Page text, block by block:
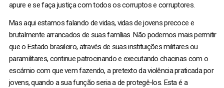
apure e se faça justiça com todos os corruptos e corruptores.
Mas aqui estamos falando de vidas, vidas de jovens precoce e
brutalmente arrancados de suas famílias. Não podemos mais permitir
que o Estado brasileiro, através de suas instituições militares ou
paramilitares, continue patrocinando e executando chacinas com o
escárnio com que vem fazendo, a pretexto da violência praticada por
jovens, quando a sua função seria a de protegê-los. Esta é a